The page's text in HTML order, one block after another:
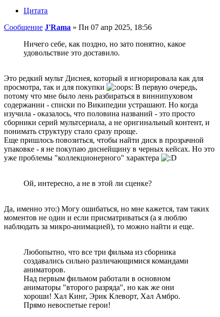
Цитата
Сообщение J'Rama » Пн 07 апр 2025, 18:56
Ничего себе, как поздно, но зато понятно, какое
удовольствие это доставило.
Это редкий мульт Диснея, который я игнорировала как для
просмотра, так и для покупки
В первую очередь,
потому что мне было лень разбираться в виннипуховом
содержании - списки по Википедии устрашают. Но когда
изучила - оказалось, что половина названий - это просто
сборники серий мультсериала, а не оригинальный контент, и
понимать структуру стало сразу проще.
Еще пришлось повозиться, чтобы найти диск в прозрачной
упаковке - я не покупаю диснейщину в черных кейсах. Но это
уже проблемы "коллекционерного" характера
Ой, интересно, а не в этой ли сценке?
Да, именно это:) Могу ошибаться, но мне кажется, там таких
моментов не один и если присматриваться (а я люблю
наблюдать за микро-анимацией), то можно найти и еще.
Любопытно, что все три фильма из сборника
создавались сильно различающимися командами
аниматоров.
Над первым фильмом работали в основном
аниматоры "второго разряда", но как же они
хороши! Хал Кинг, Эрик Клеворт, Хал Амбро.
Прямо невоспетые герои!